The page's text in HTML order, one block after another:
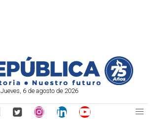
Jueves, 6 de agosto de 2026